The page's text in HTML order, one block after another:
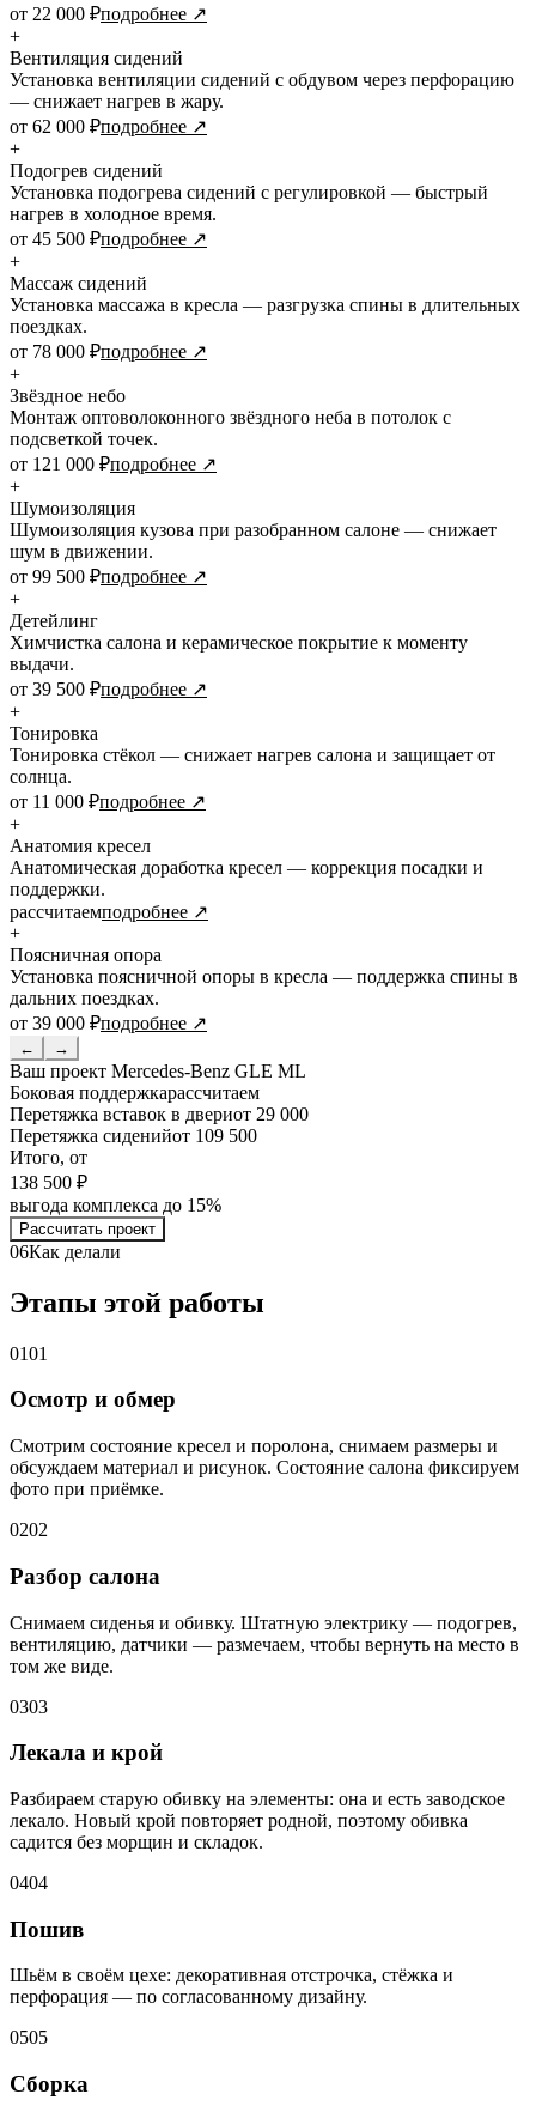
от 22 000 ₽подробнее ↗
+
Вентиляция сидений
Установка вентиляции сидений с обдувом через перфорацию
— снижает нагрев в жару.
от 62 000 ₽подробнее ↗
+
Подогрев сидений
Установка подогрева сидений с регулировкой — быстрый
нагрев в холодное время.
от 45 500 ₽подробнее ↗
+
Массаж сидений
Установка массажа в кресла — разгрузка спины в длительных
поездках.
от 78 000 ₽подробнее ↗
+
Звёздное небо
Монтаж оптоволоконного звёздного неба в потолок с
подсветкой точек.
от 121 000 ₽подробнее ↗
+
Шумоизоляция
Шумоизоляция кузова при разобранном салоне — снижает
шум в движении.
от 99 500 ₽подробнее ↗
+
Детейлинг
Химчистка салона и керамическое покрытие к моменту
выдачи.
от 39 500 ₽подробнее ↗
+
Тонировка
Тонировка стёкол — снижает нагрев салона и защищает от
солнца.
от 11 000 ₽подробнее ↗
+
Анатомия кресел
Анатомическая доработка кресел — коррекция посадки и
поддержки.
рассчитаемподробнее ↗
+
Поясничная опора
Установка поясничной опоры в кресла — поддержка спины в
дальних поездках.
от 39 000 ₽подробнее ↗
← →
Ваш проект Mercedes-Benz GLE ML
Боковая поддержкарассчитаем
Перетяжка вставок в двериот 29 000
Перетяжка сиденийот 109 500
Итого, от
138 500 ₽
выгода комплекса до 15%
Рассчитать проект
06Как делали
Этапы этой работы
0101
Осмотр и обмер
Смотрим состояние кресел и поролона, снимаем размеры и
обсуждаем материал и рисунок. Состояние салона фиксируем
фото при приёмке.
0202
Разбор салона
Снимаем сиденья и обивку. Штатную электрику — подогрев,
вентиляцию, датчики — размечаем, чтобы вернуть на место в
том же виде.
0303
Лекала и крой
Разбираем старую обивку на элементы: она и есть заводское
лекало. Новый крой повторяет родной, поэтому обивка
садится без морщин и складок.
0404
Пошив
Шьём в своём цехе: декоративная отстрочка, стёжка и
перфорация — по согласованному дизайну.
0505
Сборка